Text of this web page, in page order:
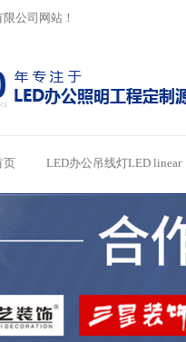
公司网站！
页 LED办公吊线灯LED linear